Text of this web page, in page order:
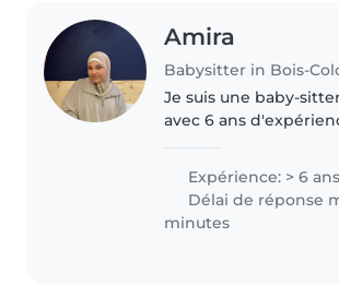
Amira
Je suis une baby-
avec 6 ans
couramment l'arabe et
français. Bien que je
certificat de premiers
Expérience: > 6 ans
Délai de réponse
minutes